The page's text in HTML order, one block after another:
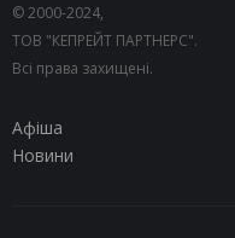
© 2000-2024,
ТОВ "КЕПРЕЙТ ПАРТНЕРС".
Всі права захищені.
Афіша
Новини